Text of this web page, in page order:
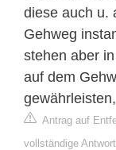
diese auch u.
Gehweg
stehen aber
auf dem
Antrag auf
vollständige